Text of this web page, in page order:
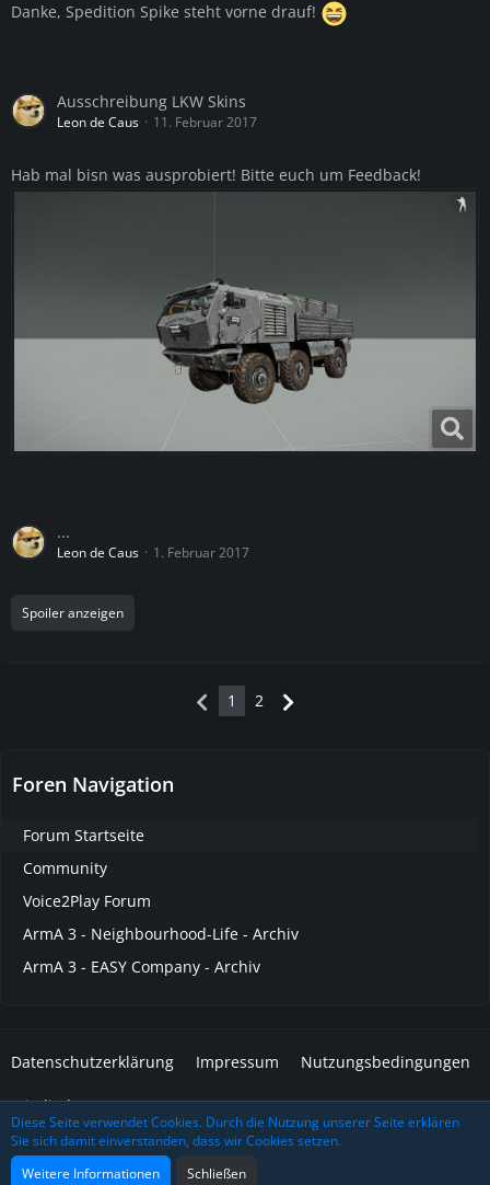
Danke, Spedition Spike steht vorne drauf!
Ausschreibung LKW Skins
Leon de Caus 11. Februar 2017
Hab mal bisn was ausprobiert! Bitte euch um Feedback!
...
Leon de Caus 1. Februar 2017
Spoiler anzeigen
1 2
Foren Navigation
Forum Startseite
Community
Voice2Play Forum
ArmA 3 - Neighbourhood-Life - Archiv
ArmA 3 - EASY Company - Archiv
Datenschutzerklärung Impressum Nutzungsbedingungen
Mitglieder
Community-Software:WoltLab Suite™
Diese Seite verwendet Cookies. Durch die Nutzung unserer Seite erklären
Sie sich damit einverstanden, dass wir Cookies setzen.
Weitere Informationen
Schließen